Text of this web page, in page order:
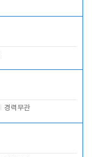
경력무관